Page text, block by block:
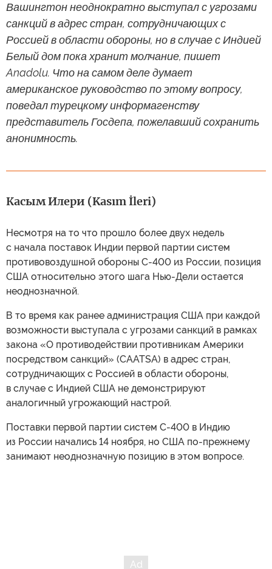
Вашингтон неоднократно выступал с угрозами
санкций в адрес стран, сотрудничающих с
Россией в области обороны, но в случае с Индией
Белый дом пока хранит молчание, пишет
Anadolu. Что на самом деле думает
американское руководство по этому вопросу,
поведал турецкому информагенству
представитель Госдепа, пожелавший сохранить
анонимность.
Касым Илери (Kasım İleri)
Несмотря на то что прошло более двух недель
с начала поставок Индии первой партии систем
противовоздушной обороны С-400 из России, позиция
США относительно этого шага Нью-Дели остается
неоднозначной.
В то время как ранее администрация США при каждой
возможности выступала с угрозами санкций в рамках
закона «О противодействии противникам Америки
посредством санкций» (CAATSA) в адрес стран,
сотрудничающих с Россией в области обороны,
в случае с Индией США не демонстрируют
аналогичный угрожающий настрой.
Поставки первой партии систем С-400 в Индию
из России начались 14 ноября, но США по-прежнему
занимают неоднозначную позицию в этом вопросе.